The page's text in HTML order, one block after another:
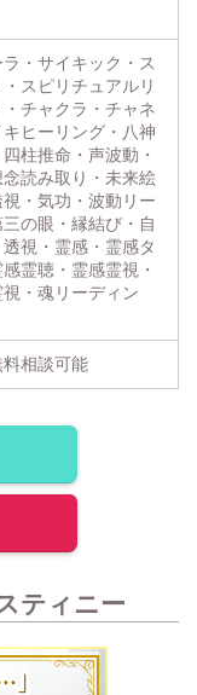
・サイキック・ス
スピリチュアルリ
チャクラ・チャネ
ヒーリング・八神
柱推命・声波動・
読み取り・未来絵
・気功・波動リー
の眼・縁結び・自
視・霊感・霊感タ
霊聴・霊感霊視・
・魂リーディン
相談可能
ティニー